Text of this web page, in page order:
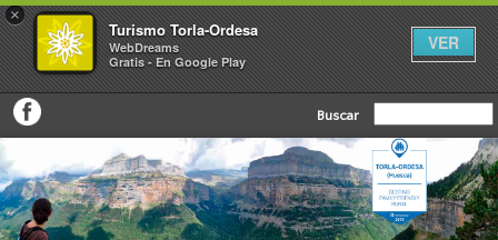
×
Turismo Torla-Ordesa
WebDreams
Gratis - En Google Play
VER
Buscar